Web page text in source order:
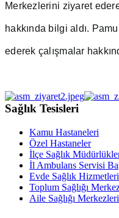
Merkezlerini ziyaret
hakkında bilgi aldı.
ederek çalışmalar
Sağlık Tesisleri
Kamu Hastaneleri
Özel Hastaneler
İlçe Sağlık
İl Ambulans Servisi
Evde Sağlık
Toplum Sağlığı
Aile Sağlığı Merkezleri